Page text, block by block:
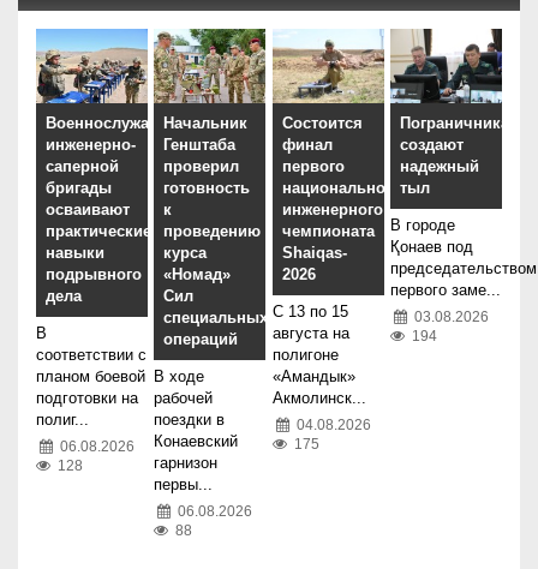
Военнослужащие
инженерно-
саперной
бригады
осваивают
практические
навыки
подрывного
дела
В
соответствии с
планом боевой
подготовки на
полиг...
06.08.2026
128
Начальник
Генштаба
проверил
готовность
к
проведению
курса
«Номад»
Сил
специальных
операций
В ходе
рабочей
поездки в
Конаевский
гарнизон
первы...
06.08.2026
88
Состоится
финал
первого
национального
инженерного
чемпионата
Shaiqas-
2026
С 13 по 15
августа на
полигоне
«Амандык»
Акмолинск...
04.08.2026
175
Пограничникам
создают
надежный
тыл
В городе
Қонаев под
председательством
первого заме...
03.08.2026
194